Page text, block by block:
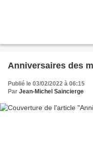
Anniversaires des
Publié le 03/02/2022 à 06:15
Par Jean-Michel Saincierge